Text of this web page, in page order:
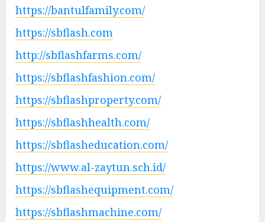
https://bantulfamily.com/
https://sbflash.com
http://sbflashfarms.com/
https://sbflashfashion.com/
https://sbflashproperty.com/
https://sbflashhealth.com/
https://sbflasheducation.com/
https://www.al-zaytun.sch.id/
https://sbflashequipment.com/
https://sbflashmachine.com/